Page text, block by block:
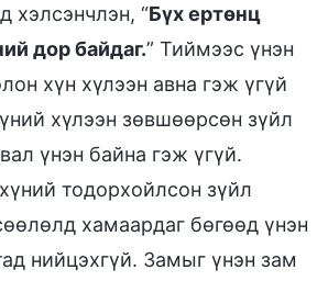
хэлсэнчлэн, “Бүх ертөнц
дор байдаг.” Тиймээс үнэн
хүн хүлээн авна гэж үгүй
хүлээн зөвшөөрсөн зүйл
үнэн байна гэж үгүй.
тодорхойлсон зүйл
хамаардаг бөгөөд үнэн
нийцэхгүй. Замыг үнэн зам